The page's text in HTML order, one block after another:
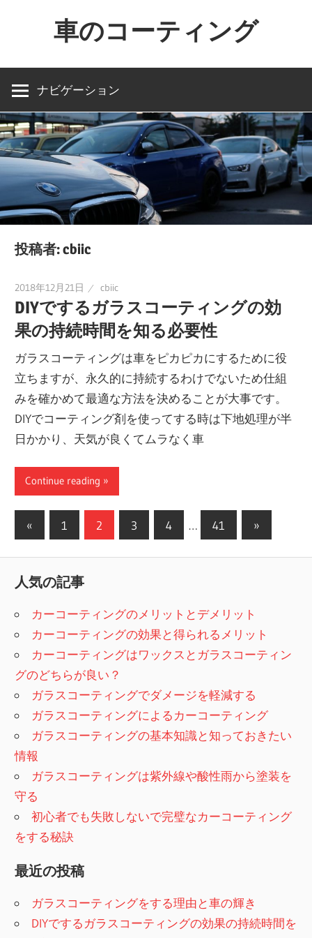
ン
へ
ス
キ
ッ
車のコーティング
買
っ
た
ら
コ
ー
テ
ィ
グ
ナビゲーション
投稿者:cbiic
2018年12月21日 cbiic
DIYでするガラスコーティングの効
果の持続時間を知る必要性
ガラスコーティングは車をピカピカにするために役
立ちますが、永久的に持続するわけでないため仕組
みを確かめて最適な方法を決めることが大事です。
DIYでコーティング剤を使ってする時は下地処理が半
日かかり、天気が良くてムラなく車
Continue reading
投
ナ
ゲ
ー
シ
ョ
ン
«
の
事
1 2 3 4 … 41
次
の
»
人気の記事
カーコーティングのメリットとデメリット
カーコーティングの効果と得られるメリット
カーコーティングはワックスとガラスコーティン
グのどちらが良い？
ガラスコーティングでダメージを軽減する
ガラスコーティングによるカーコーティング
ガラスコーティングの基本知識と知っておきたい
情報
ガラスコーティングは紫外線や酸性雨から塗装を
守る
初心者でも失敗しないで完璧なカーコーティング
をする秘訣
最近の投稿
ガラスコーティングをする理由と車の輝き
DIYでするガラスコーティングの効果の持続時間を